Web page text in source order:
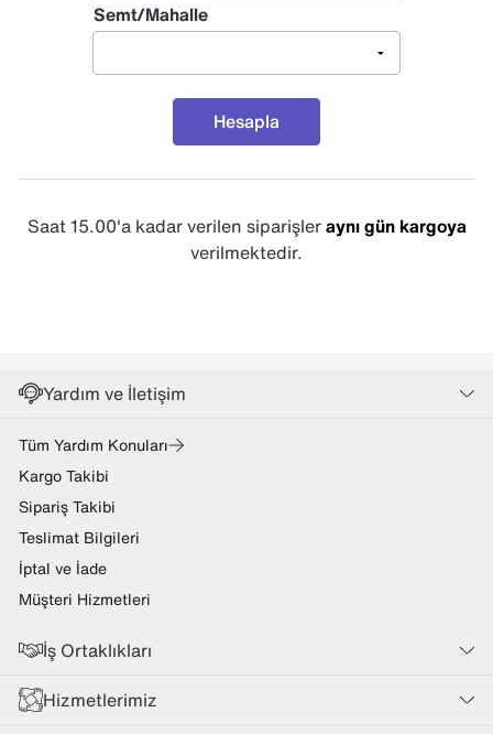
Semt/Mahalle
Hesapla
Saat 15.00'a kadar verilen siparişleraynı gün kargoya
verilmektedir.
Yardım ve İletişim
Tüm Yardım Konuları
Kargo Takibi
Sipariş Takibi
Teslimat Bilgileri
İptal ve İade
Müşteri Hizmetleri
İş Ortaklıkları
Hizmetlerimiz